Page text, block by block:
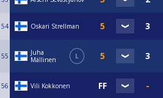
54 Oskari Strellman
55
Juha
Mällinen
L
56 Vili Kokkonen